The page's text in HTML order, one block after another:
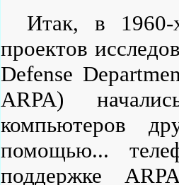
Итак, в 1960-
проектов
Defense
ARPA)
компьютеров
помощью...
поддержке